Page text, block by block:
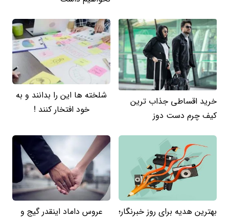
خرید اقساطی جذاب ترین
کیف چرم دست دوز
شلخته ها این را بدانند و به
خود افتخار کنند !
بهترین هدیه برای روز خبرنگار؛
عروس داماد اینقدر گیج و